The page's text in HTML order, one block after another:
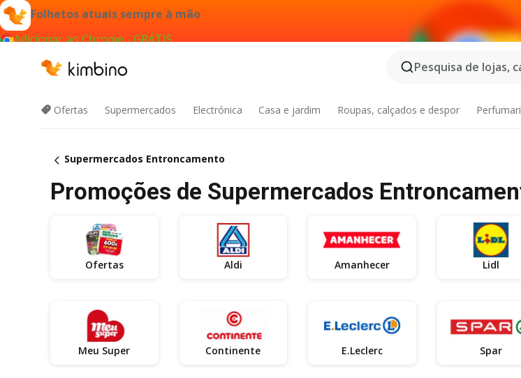
Folhetos atuais sempre à mão
Adicionar ao Chrome - GRÁTIS
Pesquisa de lojas,
Ofertas Supermercados Electrónica Casa e jardim Roupas, calçados e despor
Supermercados Entroncamento
Promoções de Supermercados
Ofertas Aldi Amanhecer Lidl
Meu Super Continente E.Leclerc Spar